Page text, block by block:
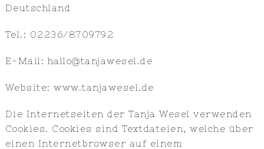
Deutschland
Tel.: 02236/8709792
E-Mail: hallo@tanjawesel.de
Website: www.tanjawesel.de
Die Internetseiten der Tanja Wesel verwenden
Cookies. Cookies sind Textdateien, welche über
einen Internetbrowser auf einem